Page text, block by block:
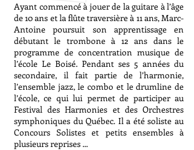
Ayant commencé à jouer de la guitare à l’âge
de 10 ans et la flûte traversière à 11 ans, Marc-
Antoine poursuit son apprentissage en
débutant le trombone à 12 ans dans le
programme de concentration musique de
l’école Le Boisé. Pendant ses 5 années du
secondaire, il fait partie de l’harmonie,
l’ensemble jazz, le combo et le drumline de
l’école, ce qui lui permet de participer au
Festival des Harmonies et des Orchestres
symphoniques du Québec. Il a été soliste au
Concours Solistes et petits ensembles à
plusieurs reprises ...